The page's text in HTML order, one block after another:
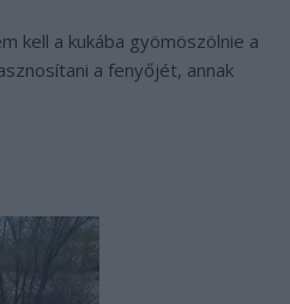
kell a kukába gyömöszölnie a
a fenyőjét, annak